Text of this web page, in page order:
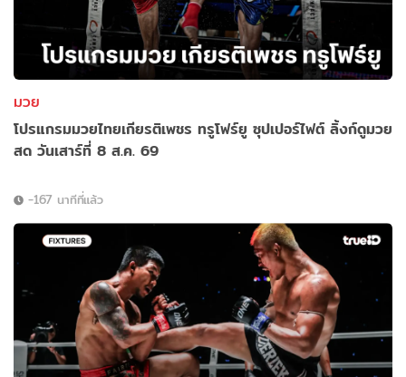
มวย
โปรแกรมมวยไทยเกียรติเพชร ทรูโฟร์ยู ซุปเปอร์ไฟต์ ลิ้งก์ดูมวย
สด วันเสาร์ที่ 8 ส.ค. 69
-167 นาทีที่แล้ว